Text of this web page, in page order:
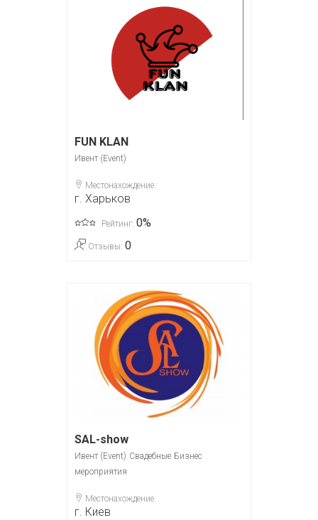
FUN KLAN
Ивент (Event)
Местонахождение:
г. Харьков
Рейтинг: 0%
Отзывы: 0
SAL-show
Ивент (Event) Свадебные Бизнес
мероприятия
Местонахождение:
г. Киев